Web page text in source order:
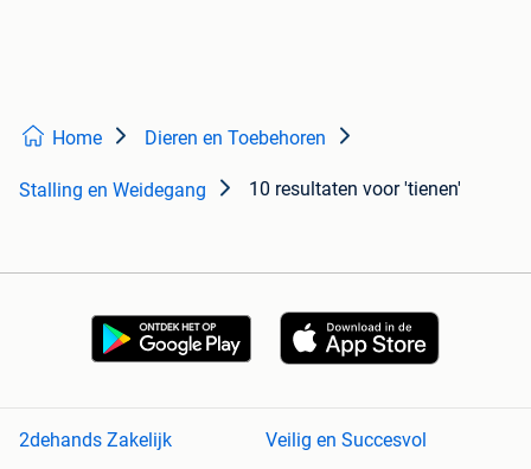
Home Dieren en Toebehoren
Stalling en Weidegang 10 resultaten voor 'tienen'
2dehands Zakelijk Veilig en Succesvol